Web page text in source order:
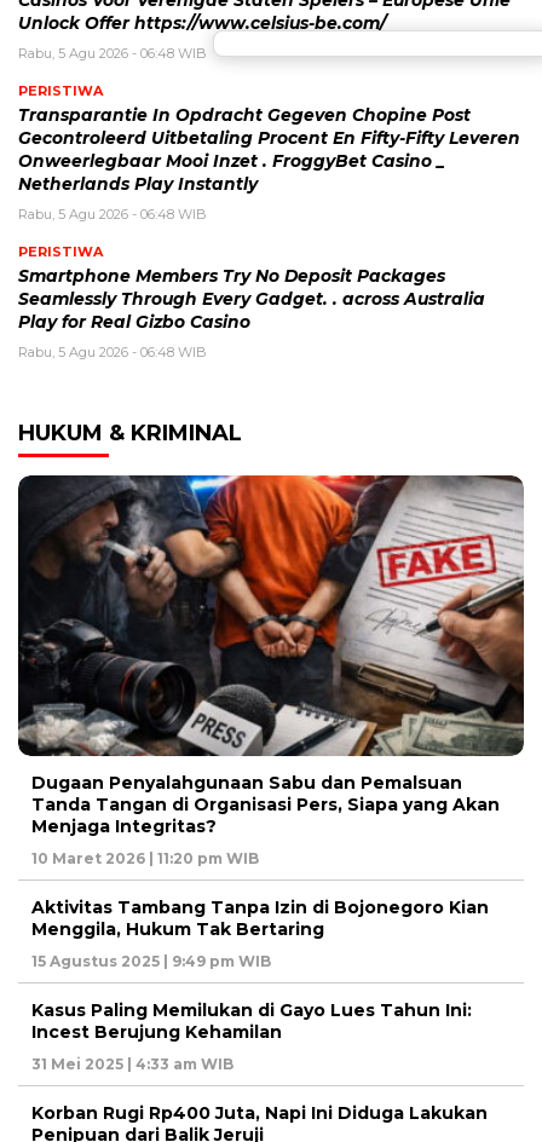
Unlock Offer https://www.celsius-be.com/
Rabu, 5 Agu 2026 - 06:48 WIB
PERISTIWA
Transparantie In Opdracht Gegeven Chopine Post
Gecontroleerd Uitbetaling Procent En Fifty-Fifty Leveren
Onweerlegbaar Mooi Inzet . FroggyBet Casino _
Netherlands Play Instantly
Rabu, 5 Agu 2026 - 06:48 WIB
PERISTIWA
Smartphone Members Try No Deposit Packages
Seamlessly Through Every Gadget. . across Australia
Play for Real Gizbo Casino
Rabu, 5 Agu 2026 - 06:48 WIB
HUKUM & KRIMINAL
Dugaan Penyalahgunaan Sabu dan Pemalsuan
Tanda Tangan di Organisasi Pers, Siapa yang Akan
Menjaga Integritas?
10 Maret 2026 | 11:20 pm WIB
Aktivitas Tambang Tanpa Izin di Bojonegoro Kian
Menggila, Hukum Tak Bertaring
15 Agustus 2025 | 9:49 pm WIB
Kasus Paling Memilukan di Gayo Lues Tahun Ini:
Incest Berujung Kehamilan
31 Mei 2025 | 4:33 am WIB
Korban Rugi Rp400 Juta, Napi Ini Diduga Lakukan
Penipuan dari Balik Jeruji